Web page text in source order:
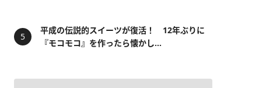
平成の伝説的スイーツが復活！ 12年ぶりに
『モコモコ』を作ったら懐かし...